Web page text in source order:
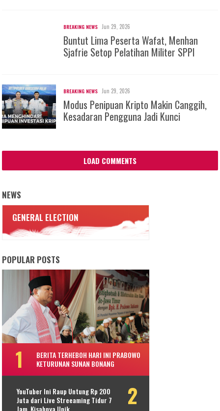
BREAKING NEWS Jun 29, 2026
Buntut Lima Peserta Wafat, Menhan
Sjafrie Setop Pelatihan Militer SPPI
BREAKING NEWS Jun 29, 2026
Modus Penipuan Kripto Makin Canggih,
Kesadaran Pengguna Jadi Kunci
LOAD COMMENTS
NEWS
GENERAL ELECTION
POPULAR POSTS
BERITA TERHEBOH HARI INI PRABOWO
KETURUNAN SUNAN BONANG
YouTuber Ini Raup Untung Rp 200
Juta dari Live Streeaming Tidur 7
Jam, Kisahnya Unik